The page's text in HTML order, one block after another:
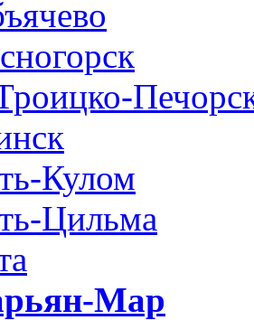
Кулом
Цильма
Мар